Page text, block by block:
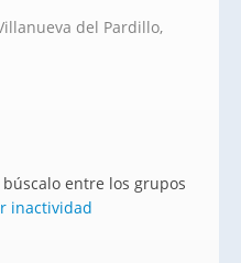
del Pardillo,
entre los grupos
inactividad